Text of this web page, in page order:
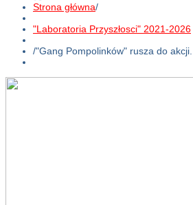
Strona główna/
"Laboratoria Przyszłosci" 2021-2026
/"Gang Pompolinków" rusza do akcji...